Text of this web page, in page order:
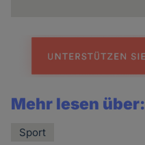
Mehr lesen über:
Sport